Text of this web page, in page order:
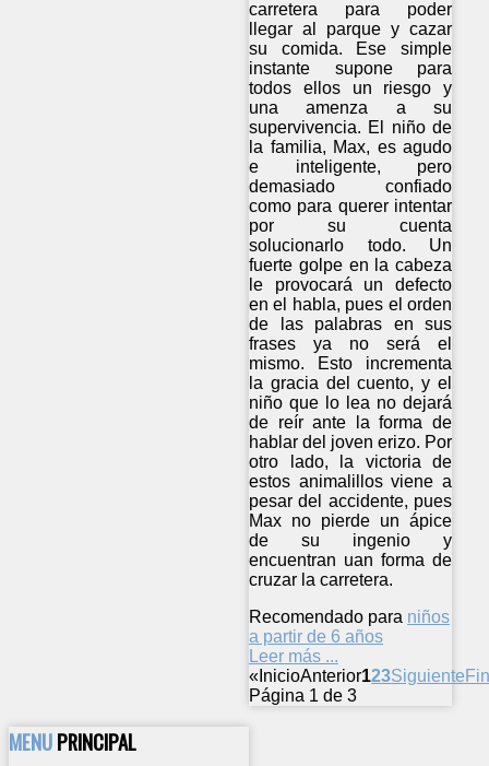
carretera para poder
llegar al parque y cazar
su comida. Ese simple
instante supone para
todos ellos un riesgo y
una amenza a su
supervivencia. El niño de
la familia, Max, es agudo
e inteligente, pero
demasiado confiado
como para querer intentar
por su cuenta
solucionarlo todo. Un
fuerte golpe en la cabeza
le provocará un defecto
en el habla, pues el orden
de las palabras en sus
frases ya no será el
mismo. Esto incrementa
la gracia del cuento, y el
niño que lo lea no dejará
de reír ante la forma de
hablar del joven erizo. Por
otro lado, la victoria de
estos animalillos viene a
pesar del accidente, pues
Max no pierde un ápice
de su ingenio y
encuentran uan forma de
cruzar la carretera.
Recomendado para niños
a partir de 6 años
Leer más ...
« InicioAnterior123Siguiente
Página 1 de 3
MENUPRINCIPAL